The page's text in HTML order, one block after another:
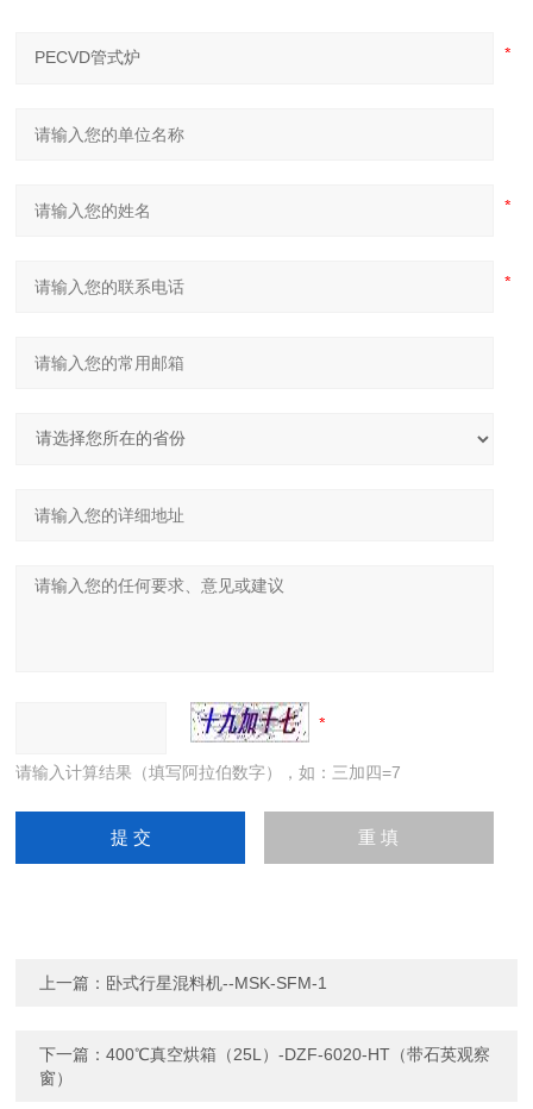
请输入计算结果（填写阿拉伯数字），如：三加四=7
上一篇： 卧式行星混料机--MSK-SFM-1
下一篇：400℃真空烘箱（25L）-DZF-6020-HT（带石英观察
窗）